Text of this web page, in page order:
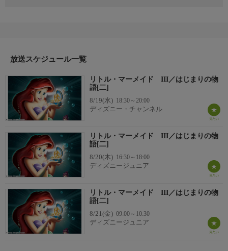
族との絆と、愛する音楽との間で悩むアリエルはある大きな決心
放送スケジュール一覧
リトル・マーメイド III／はじまりの物
語[二]
8/19(水) 18:30～20:00
ディズニー・チャンネル
リトル・マーメイド III／はじまりの物
語[二]
8/20(木) 16:30～18:00
ディズニージュニア
リトル・マーメイド III／はじまりの物
語[二]
8/21(金) 09:00～10:30
ディズニージュニア